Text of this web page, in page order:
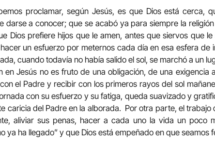
proclamar, según Jesús, es que Dios está cerca,
darse a conocer; que se acabó ya para siempre la
Dios prefiere hijos que le amen, antes que siervos que
un esfuerzo por meternos cada día en esa esfera de
cuando todavía no había salido el sol, se marchó a un
en Jesús no es fruto de una obligación, de una exigencia
el Padre y recibir con los primeros rayos del sol
con su esfuerzo y su fatiga, queda suavizado y
caricia del Padre en la alborada. Por otra parte, el trabajo
aliviar sus penas, hacer a cada uno la vida un poco
ya ha llegado” y que Dios está empeñado en que seamos